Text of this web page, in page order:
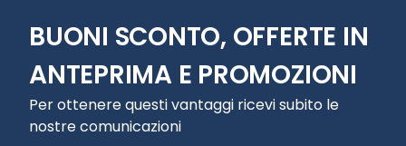
BUONI SCONTO, OFFERTE IN
ANTEPRIMA E PROMOZIONI
Per ottenere questi vantaggi ricevi subito le
nostre comunicazioni